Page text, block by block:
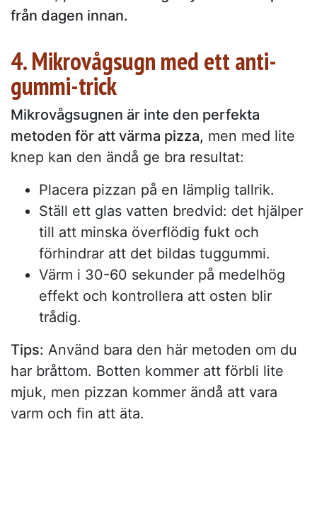
från dagen innan.
4. Mikrovågsugn med ett anti-
gummi-trick
Mikrovågsugnen är inte den perfekta
metoden för att värma pizza, men med lite
knep kan den ändå ge bra resultat:
Placera pizzan på en lämplig tallrik.
Ställ ett glas vatten bredvid: det hjälper
till att minska överflödig fukt och
förhindrar att det bildas tuggummi.
Värm i 30-60 sekunder på medelhög
effekt och kontrollera att osten blir
trådig.
Tips: Använd bara den här metoden om du
har bråttom. Botten kommer att förbli lite
mjuk, men pizzan kommer ändå att vara
varm och fin att äta.